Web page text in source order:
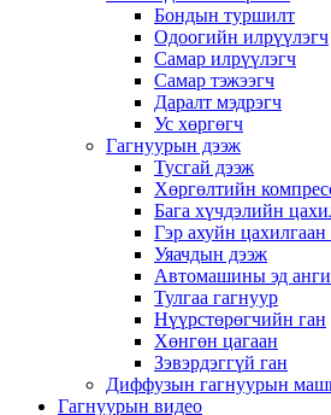
Бондын туршилт
Одоогийн илрүүлэгч
Самар илрүүлэгч
Самар тэжээгч
Даралт мэдрэгч
Ус хөргөгч
Гагнуурын дээж
Тусгай дээж
Хөргөлтийн
Бага хүчдэлийн
Гэр ахуйн цахилгаан
Уяачдын дээж
Автомашины эд анги
Тулгаа гагнуур
Нүүрстөрөгчийн ган
Хөнгөн цагаан
Зэвэрдэггүй ган
Диффузын гагнуурын
Гагнуурын видео